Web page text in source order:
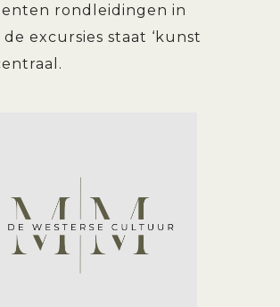
rondleidingen in
de excursies staat ‘kunst